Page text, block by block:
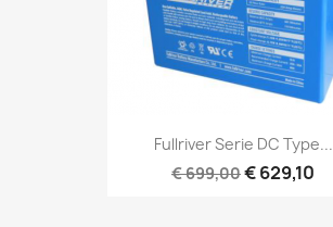
Fullriver Serie DC Type...
€ 699,00€ 629,10